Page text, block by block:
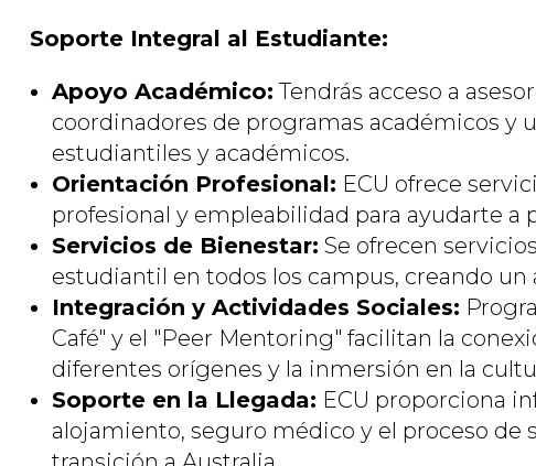
Soporte Integral al Estudiante:
Apoyo Académico: Tendrás acceso a
coordinadores de programas académicos y
estudiantiles y académicos.
Orientación Profesional: ECU ofrece
profesional y empleabilidad para ayudarte a
Servicios de Bienestar: Se ofrecen
estudiantil en todos los campus, creando
Integración y Actividades Sociales:
Café" y el "Peer Mentoring" facilitan la
diferentes orígenes y la inmersión en la
Soporte en la Llegada: ECU proporciona
alojamiento, seguro médico y el proceso de